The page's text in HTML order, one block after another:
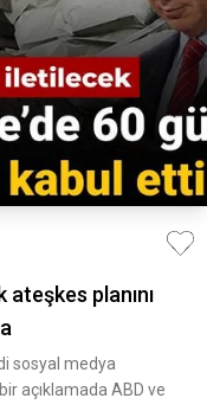
ateşkes planını
sosyal medya
açıklamada ABD ve